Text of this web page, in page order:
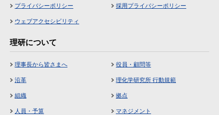
プライバシーポリシー 採用プライバシーポリシー
ウェブアクセシビリティ
理研について
理事長から皆さまへ 役員・顧問等
沿革 理化学研究所 行動規範
組織 拠点
人員・予算 マネジメント